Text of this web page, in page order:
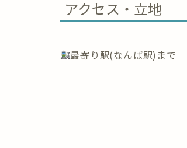
アクセス・立地
最寄り駅(なんば駅)まで